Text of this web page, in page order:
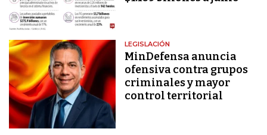
LEGISLACIÓN
MinDefensa anuncia
ofensiva contra grupos
criminales y mayor
control territorial